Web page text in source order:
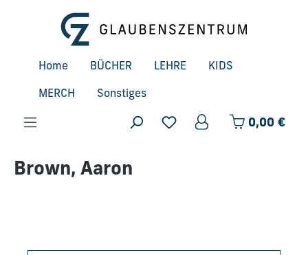
Zum Hauptinhalt springen
Home BÜCHER LEHRE KIDS
MERCH Sonstiges
0,00 €
Brown, Aaron